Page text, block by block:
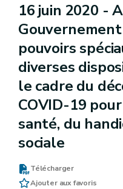
16 juin 2020 -
pouvoirs
diverses
le cadre du
COVID-19
santé, du
sociale
Télécharger
Ajouter aux favoris